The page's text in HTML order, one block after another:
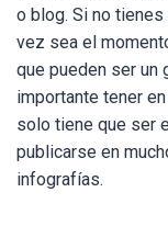
o blog. Si no
vez sea el
que pueden ser un
importante tener
solo tiene que ser
publicarse en
infografías.